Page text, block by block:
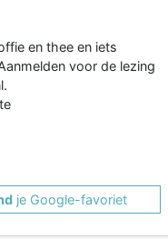
en thee en iets
voor de lezing
je Google-favoriet